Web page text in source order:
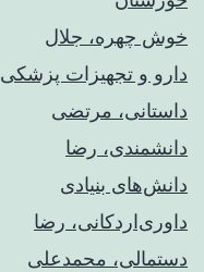
خوش چهره، جلال
دارو و تجهیزات پزشکی
داستانی، مرتضی
دانشمندی، رضا
دانش‌های بنیادی
داوری‌اردکانی، رضا
دستمالی، محمدعلی